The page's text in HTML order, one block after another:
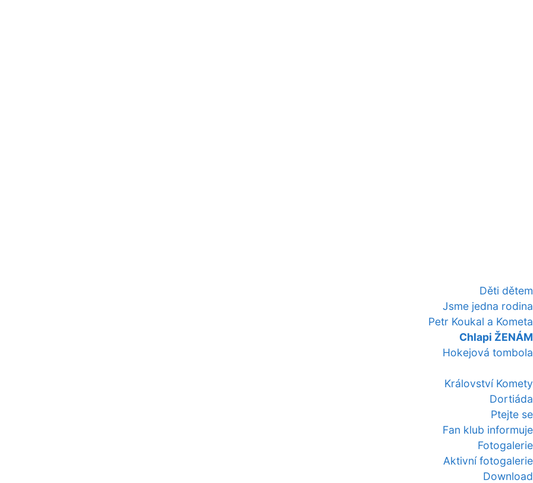
Děti dětem
Jsme jedna rodina
Petr Koukal a Kometa
Chlapi ŽENÁM
Hokejová tombola
Království Komety
Dortiáda
Ptejte se
Fan klub informuje
Fotogalerie
Aktivní fotogalerie
Download